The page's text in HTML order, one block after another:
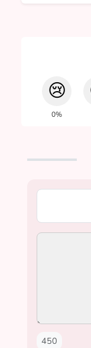
😢
0%
450